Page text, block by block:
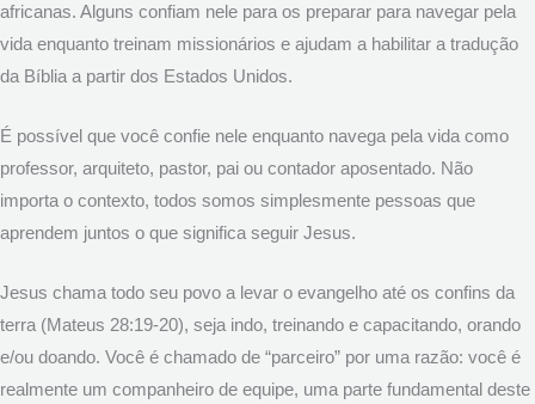
africanas. Alguns confiam nele para os preparar para navegar pela
vida enquanto treinam missionários e ajudam a habilitar a tradução
da Bíblia a partir dos Estados Unidos.
É possível que você confie nele enquanto navega pela vida como
professor, arquiteto, pastor, pai ou contador aposentado. Não
importa o contexto, todos somos simplesmente pessoas que
aprendem juntos o que significa seguir Jesus.
Jesus chama todo seu povo a levar o evangelho até os confins da
terra (Mateus 28:19-20), seja indo, treinando e capacitando, orando
e/ou doando. Você é chamado de “parceiro” por uma razão: você é
realmente um companheiro de equipe, uma parte fundamental deste